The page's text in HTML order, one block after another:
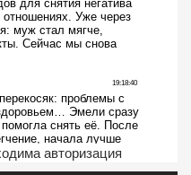
авторизация